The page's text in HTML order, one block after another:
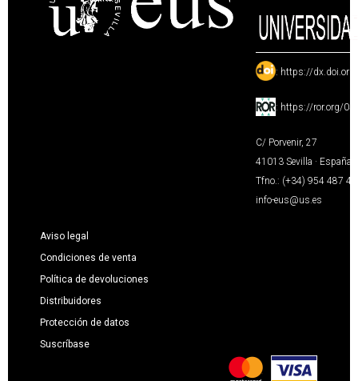
: https://
: https://ror.org/
C/ Porvenir, 27
41013 Sevilla · España
Tfno.: (+34) 954 487
info-eus@us.es
Aviso legal
Condiciones de venta
Política de devoluciones
Distribuidores
Protección de datos
Suscríbase